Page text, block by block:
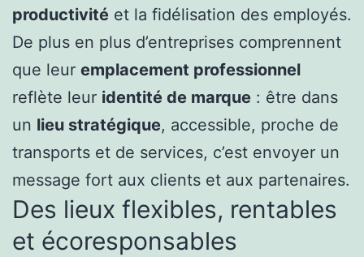
productivité et la fidélisation des employés.
De plus en plus d’entreprises comprennent
que leur emplacement professionnel
reflète leur identité de marque : être dans
un lieu stratégique, accessible, proche de
transports et de services, c’est envoyer un
message fort aux clients et aux partenaires.
Des lieux flexibles, rentables
et écoresponsables